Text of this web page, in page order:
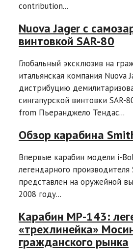
contribution...
Nuova Jager с
винтовкой SAR-80
Глобальный эксклюзив на
итальянская компания Nuova
дистрибуцию
сингапурской винтовки SAR-
from Пьеранджело Тендас...
Обзор карабина
Впервые карабин модели i-
легендарного
представлен на оружейной
2008 году...
Карабин МР-143:
«трехлинейка»
гражданского рынка